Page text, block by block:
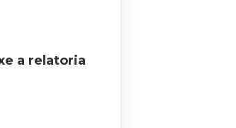
a relatoria